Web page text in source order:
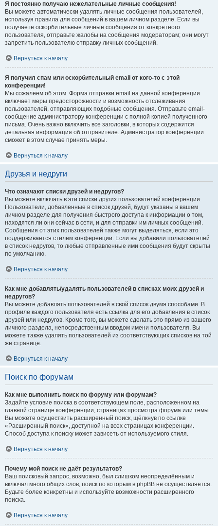
Я постоянно получаю нежелательные личные сообщения!
Вы можете автоматически удалять личные сообщения пользователей,
используя правила для сообщений в вашем личном разделе. Если вы
получаете оскорбительные личные сообщения от конкретного
пользователя, отправьте жалобы на сообщения модераторам; они могут
запретить пользователю отправку личных сообщений.
Вернуться к началу
Я получил спам или оскорбительный email от кого-то с этой
конференции!
Мы сожалеем об этом. Форма отправки email на данной конференции
включает меры предосторожности и возможность отслеживания
пользователей, отправляющих подобные сообщения. Отправьте email-
сообщение администратору конференции с полной копией полученного
письма. Очень важно включить все заголовки, в которых содержится
детальная информация об отправителе. Администратор конференции
сможет в этом случае принять меры.
Вернуться к началу
Друзья и недруги
Что означают списки друзей и недругов?
Вы можете включать в эти списки других пользователей конференции.
Пользователи, добавленные в список друзей, будут указаны в вашем
личном разделе для получения быстрого доступа к информации о том,
находятся ли они сейчас в сети, и для отправки им личных сообщений.
Сообщения от этих пользователей также могут выделяться, если это
поддерживается стилем конференции. Если вы добавили пользователей
в список недругов, то любые отправленные ими сообщения будут скрыты
по умолчанию.
Вернуться к началу
Как мне добавлять/удалять пользователей в списках моих друзей и
недругов?
Вы можете добавлять пользователей в свой список двумя способами. В
профиле каждого пользователя есть ссылка для его добавления в список
друзей или недругов. Кроме того, вы можете сделать это прямо из вашего
личного раздела, непосредственным вводом имени пользователя. Вы
можете также удалять пользователей из соответствующих списков на той
же странице.
Вернуться к началу
Поиск по форумам
Как мне выполнить поиск по форуму или форумам?
Задайте условие поиска в соответствующем поле, расположенном на
главной странице конференции, страницах просмотра форума или темы.
Вы можете осуществить расширенный поиск, щёлкнув по ссылке
«Расширенный поиск», доступной на всех страницах конференции.
Способ доступа к поиску может зависеть от используемого стиля.
Вернуться к началу
Почему мой поиск не даёт результатов?
Ваш поисковый запрос, возможно, был слишком неопределённым и
включал много общих слов, поиск по которым в phpBB не осуществляется.
Будьте более конкретны и используйте возможности расширенного
поиска.
Вернуться к началу